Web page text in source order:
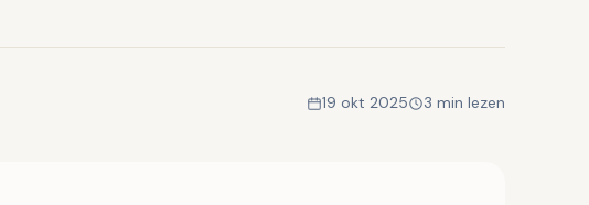
19 okt 2025 3 min lezen